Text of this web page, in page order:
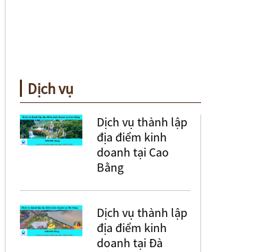
Dịch vụ
Dịch vụ thành lập
địa điểm kinh
doanh tại Cao
Bằng
Dịch vụ thành lập
địa điểm kinh
doanh tại Đà